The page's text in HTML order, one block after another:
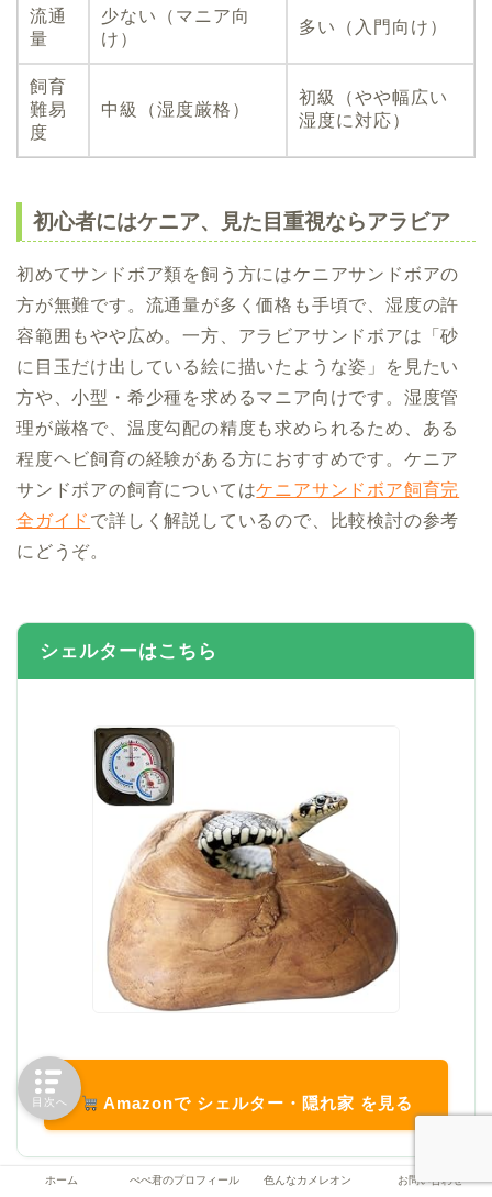
流通
量
少ない（マニア向
け）
多い（入門向け）
飼育
難易
度
中級（湿度厳格）
初級（やや幅広い
湿度に対応）
初心者にはケニア、見た目重視ならアラビア
初めてサンドボア類を飼う方にはケニアサンドボアの
方が無難です。流通量が多く価格も手頃で、湿度の許
容範囲もやや広め。一方、アラビアサンドボアは「砂
に目玉だけ出している絵に描いたような姿」を見たい
方や、小型・希少種を求めるマニア向けです。湿度管
理が厳格で、温度勾配の精度も求められるため、ある
程度ヘビ飼育の経験がある方におすすめです。ケニア
サンドボアの飼育についてはケニアサンドボア飼育完
全ガイド で詳しく解説しているので、比較検討の参考
にどうぞ。
シェルターはこちら
Amazonで シェルター・隠れ家 を見る
ホーム ぺぺ君のプロフィール 色んなカメレオン お問い合わせ
目次へ